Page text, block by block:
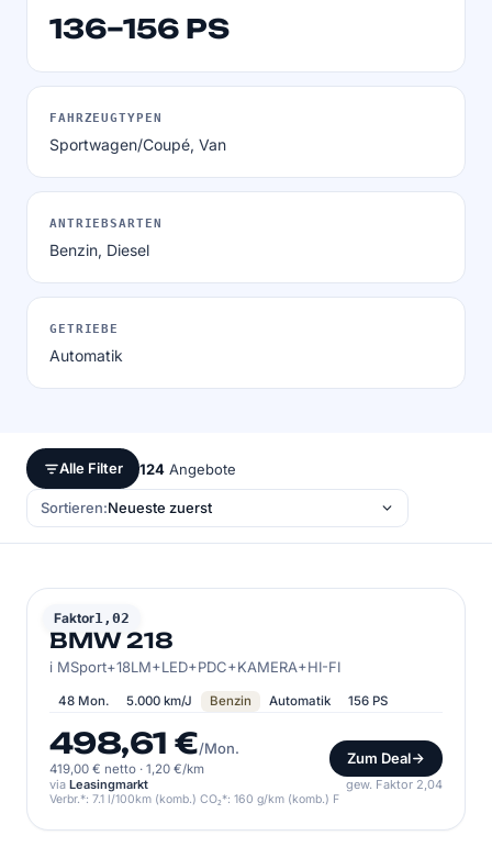
136–156 PS
FAHRZEUGTYPEN
Sportwagen/Coupé, Van
ANTRIEBSARTEN
Benzin, Diesel
GETRIEBE
Automatik
Alle Filter 124 Angebote
Sortieren:
Faktor1,02
BMW
BMW 218
i MSport+18LM+LED+PDC+KAMERA+HI-FI
48 Mon. 5.000 km/J Benzin Automatik 156 PS
498,61 €/Mon.
419,00 € netto · 1,20 €/km
Zum Deal
via Leasingmarkt gew. Faktor 2,04
Verbr.*: 7.1 l/100km (komb.) CO₂*: 160 g/km (komb.) F